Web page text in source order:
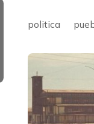
politica